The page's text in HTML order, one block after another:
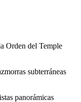
Orden del Temple
subterráneas
panorámicas